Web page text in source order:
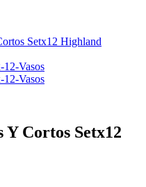
Y Cortos Setx12